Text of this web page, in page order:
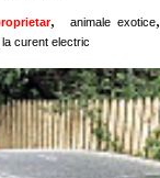
, animale exotice,
curent electric